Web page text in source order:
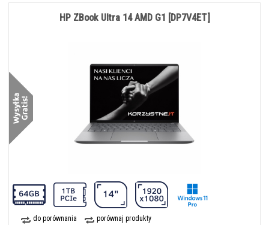
do porównania
porównaj produkty
HP ZBook Ultra 14 AMD G1 [DP7V4ET]